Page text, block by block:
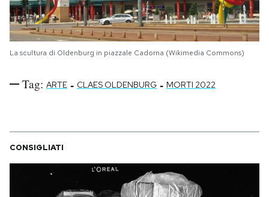
La scultura di Oldenburg in piazzale Cadorna (Wikimedia Commons)
Tag: ARTE - CLAES OLDENBURG - MORTI 2022
CONSIGLIATI